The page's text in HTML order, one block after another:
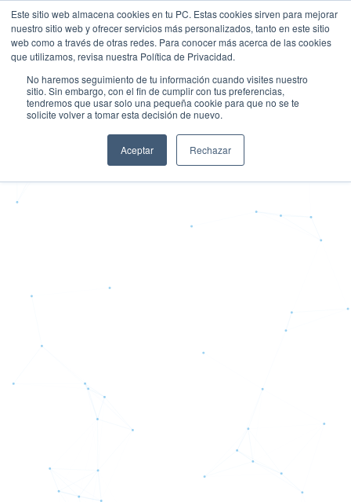
Este sitio web almacena cookies en tu PC. Estas cookies sirven para mejorar
nuestro sitio web y ofrecer servicios más personalizados, tanto en este sitio
web como a través de otras redes. Para conocer más acerca de las cookies
que utilizamos, revisa nuestra Política de Privacidad.
No haremos seguimiento de tu información cuando visites nuestro
sitio. Sin embargo, con el fin de cumplir con tus preferencias,
tendremos que usar solo una pequeña cookie para que no se te
solicite volver a tomar esta decisión de nuevo.
Aceptar Rechazar
Chile | Ecuador | Perú ¿Auditando por
muestras? Audite la
población completa
Somos distribuidores
en Ecuador, Chile y
distribuidor oficial de Caseware en la
Región.